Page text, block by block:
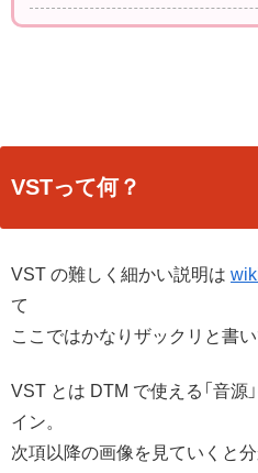
VSTって何？
VST の難しく細かい説明は
て
ここではかなりザックリと書い
VST とは DTM で使える「音源
イン。
次項以降の画像を見ていくと